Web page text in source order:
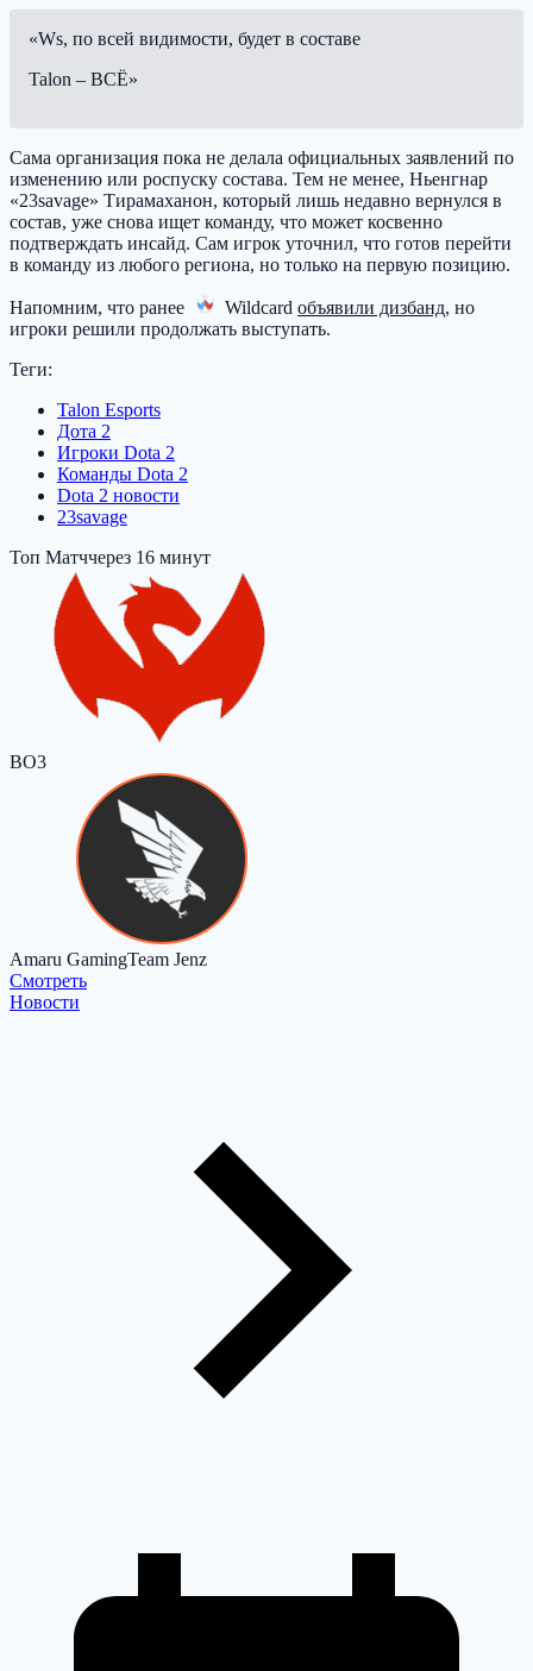
«Ws, по всей видимости, будет в составе
Talon – ВСЁ»
Сама организация пока не делала официальных заявлений по
изменению или роспуску состава. Тем не менее, Ньенгнар
«23savage» Тирамаханон, который лишь недавно вернулся в
состав, уже снова ищет команду, что может косвенно
подтверждать инсайд. Сам игрок уточнил, что готов перейти
в команду из любого региона, но только на первую позицию.
Напомним, что ранее Wildcard объявили дизбанд, но
игроки решили продолжать выступать.
Теги:
Talon Esports
Дота 2
Игроки Dota 2
Команды Dota 2
Dota 2 новости
23savage
Топ Матччерез 16 минут
BO3
Amaru GamingTeam Jenz
Cмотреть
Новости